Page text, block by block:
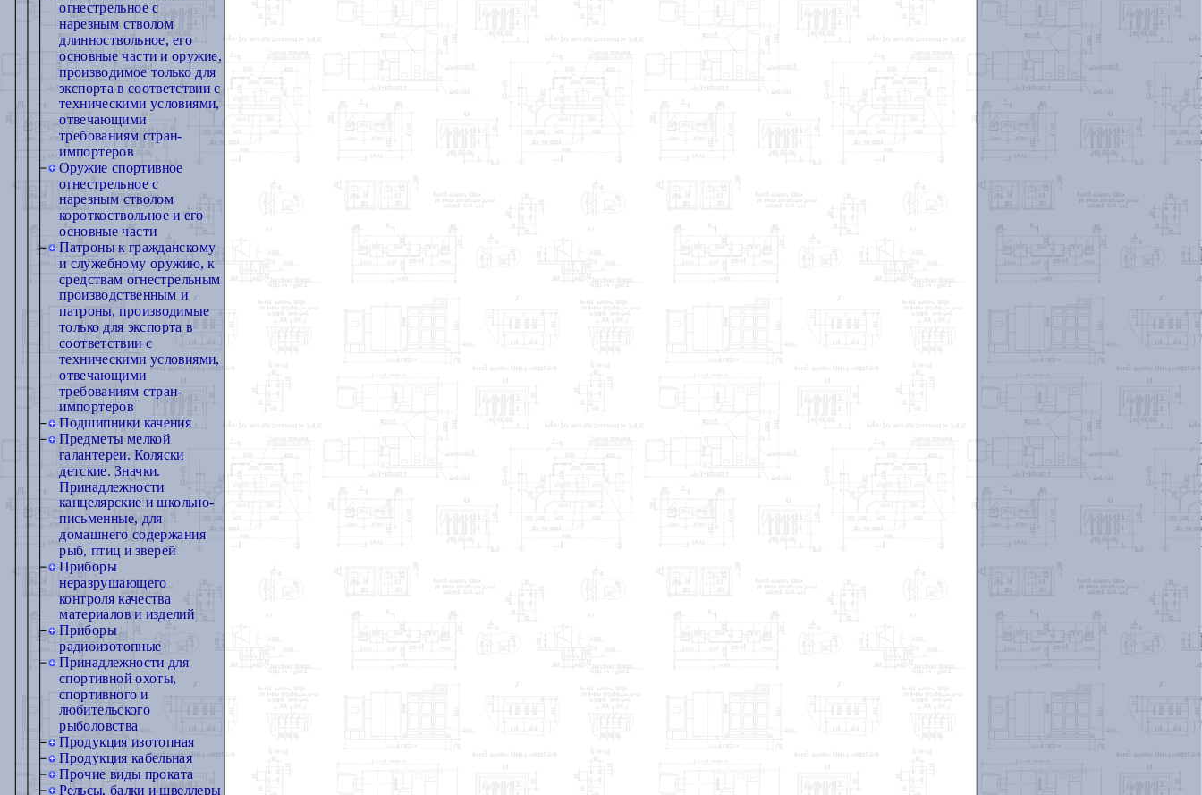
огнестрельное с
нарезным стволом
длинноствольное, его
основные части и оружие,
производимое только для
экспорта в соответствии с
техническими условиями,
отвечающими
требованиям стран-
импортеров
Оружие спортивное
огнестрельное с
нарезным стволом
короткоствольное и его
основные части
Патроны к гражданскому
и служебному оружию, к
средствам огнестрельным
производственным и
патроны, производимые
только для экспорта в
соответствии с
техническими условиями,
отвечающими
требованиям стран-
импортеров
Подшипники качения
Предметы мелкой
галантереи. Коляски
детские. Значки.
Принадлежности
канцелярские и школьно-
письменные, для
домашнего содержания
рыб, птиц и зверей
Приборы
неразрушающего
контроля качества
материалов и изделий
Приборы
радиоизотопные
Принадлежности для
спортивной охоты,
спортивного и
любительского
рыболовства
Продукция изотопная
Продукция кабельная
Прочие виды проката
Рельсы, балки и швеллеры